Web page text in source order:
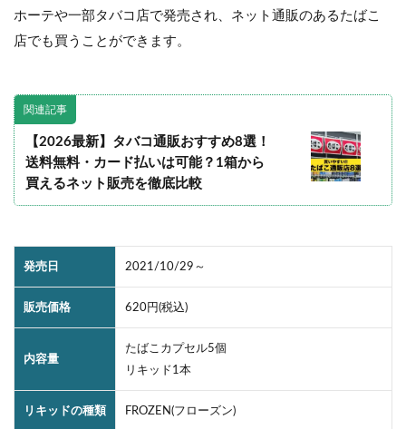
ホーテや一部タバコ店で発売され、ネット通販のあるたばこ
店でも買うことができます。
関連記事
【2026最新】タバコ通販おすすめ8選！
送料無料・カード払いは可能？1箱から
買えるネット販売を徹底比較
発売日 2021/10/29～
販売価格 620円(税込)
内容量
たばこカプセル5個
リキッド1本
リキッドの種類 FROZEN(フローズン)